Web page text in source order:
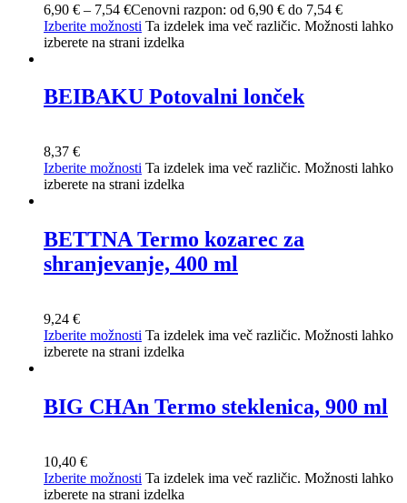
6,90 € – 7,54 €Cenovni razpon: od 6,90 € do 7,54 €
Izberite možnosti Ta izdelek ima več različic. Možnosti lahko
izberete na strani izdelka
BEIBAKU Potovalni lonček
8,37 €
Izberite možnosti Ta izdelek ima več različic. Možnosti lahko
izberete na strani izdelka
BETTNA Termo kozarec za
shranjevanje, 400 ml
9,24 €
Izberite možnosti Ta izdelek ima več različic. Možnosti lahko
izberete na strani izdelka
BIG CHAn Termo steklenica, 900 ml
10,40 €
Izberite možnosti Ta izdelek ima več različic. Možnosti lahko
izberete na strani izdelka